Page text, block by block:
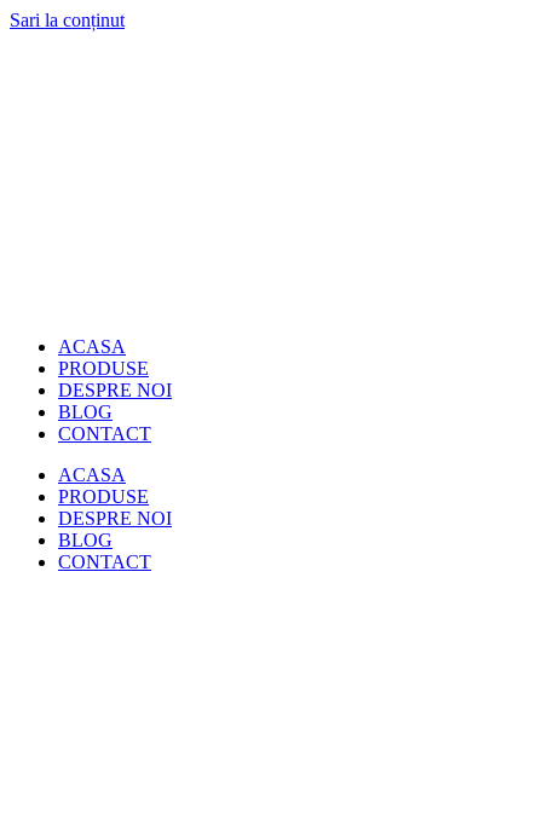
Sari la conținut
ACASA
PRODUSE
DESPRE NOI
BLOG
CONTACT
ACASA
PRODUSE
DESPRE NOI
BLOG
CONTACT